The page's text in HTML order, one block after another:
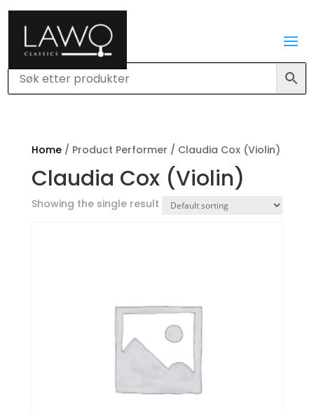
Home/ Product Performer / Claudia Cox (Violin)
Claudia Cox (Violin)
Showing the single result